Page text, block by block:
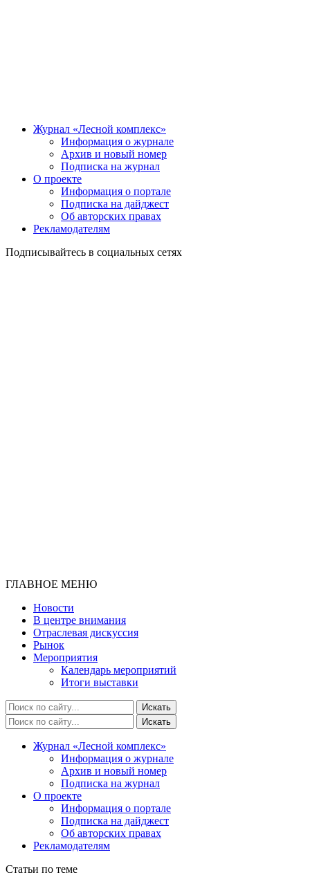
Журнал «Лесной комплекс»
Информация о журнале
Архив и новый номер
Подписка на журнал
О проекте
Информация о портале
Подписка на дайджест
Об авторских правах
Рекламодателям
Подписывайтесь в социальных сетях
ГЛАВНОЕ МЕНЮ
Новости
В центре внимания
Отраслевая дискуссия
Рынок
Мероприятия
Календарь мероприятий
Итоги выставки
Журнал «Лесной комплекс»
Информация о журнале
Архив и новый номер
Подписка на журнал
О проекте
Информация о портале
Подписка на дайджест
Об авторских правах
Рекламодателям
Статьи по теме